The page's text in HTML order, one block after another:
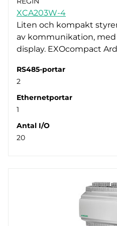
Nej (8)
EFX (12)
M-Bus (4)
Porttyp
Ethernet (13)
M-Bus (3)
Skyddsklass
IP20 (13)
XCA203W-4
Liten och kompakt
av kommunikation,
display. EXOcompact
RS485-portar
2
Ethernetportar
1
Antal I/O
20